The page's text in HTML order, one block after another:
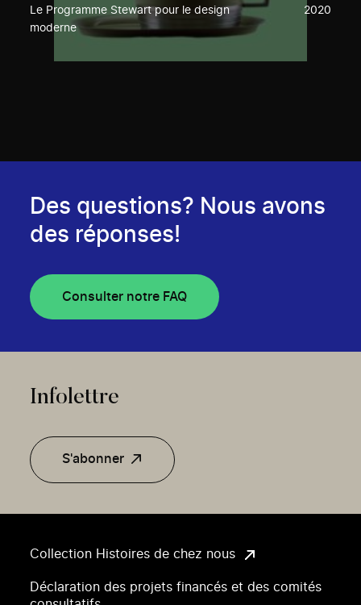
Le Programme Stewart pour le design
moderne
2020
Collection Histoires de chez nous
Déclaration des projets financés et des comités
Des questions? Nous avons
des réponses!
Consulter notre FAQ
Infolettre
S'abonner